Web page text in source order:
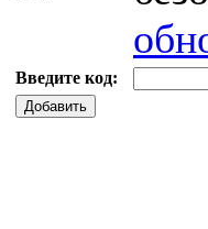
Введите код:
Добавить